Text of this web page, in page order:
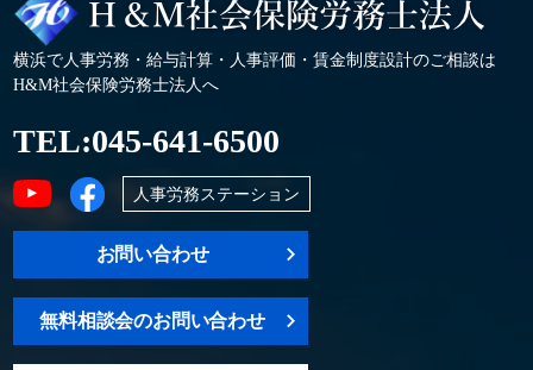
横浜で人事労務・給与計算・人事評価・賃金制度設計のご相談は
H&M社会保険労務士法人へ
TEL:045-641-6500
人事労務ステーション
お問い合わせ
無料相談会のお問い合わせ